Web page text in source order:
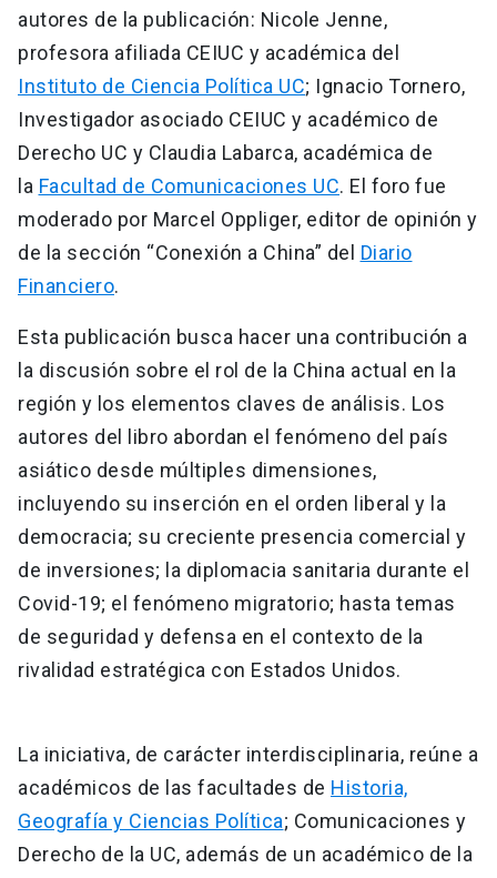
autores de la publicación: Nicole Jenne,
profesora afiliada CEIUC y académica del
Instituto de Ciencia Política UC; Ignacio Tornero,
Investigador asociado CEIUC y académico de
Derecho UC y Claudia Labarca, académica de
la Facultad de Comunicaciones UC. El foro fue
moderado por Marcel Oppliger, editor de opinión y
de la sección “Conexión a China” del Diario
Financiero.
Esta publicación busca hacer una contribución a
la discusión sobre el rol de la China actual en la
región y los elementos claves de análisis. Los
autores del libro abordan el fenómeno del país
asiático desde múltiples dimensiones,
incluyendo su inserción en el orden liberal y la
democracia; su creciente presencia comercial y
de inversiones; la diplomacia sanitaria durante el
Covid-19; el fenómeno migratorio; hasta temas
de seguridad y defensa en el contexto de la
rivalidad estratégica con Estados Unidos.
La iniciativa, de carácter interdisciplinaria, reúne a
académicos de las facultades de Historia,
Geografía y Ciencias Política; Comunicaciones y
Derecho de la UC, además de un académico de la